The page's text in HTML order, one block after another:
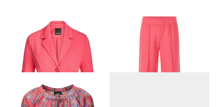
GOLDNER
99,95 € 119,95 €
GOLDNER
99,95 €
GOLDNER